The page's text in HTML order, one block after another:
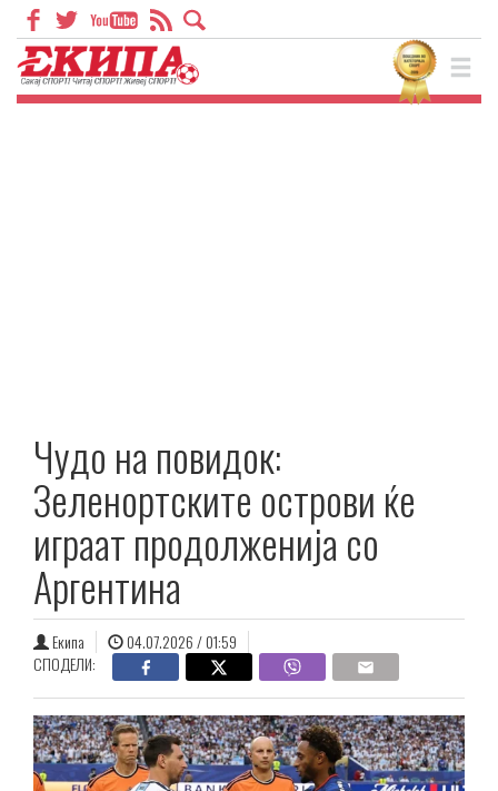
Чудо на повидок:
Зеленортските острови ќе
играат продолженија со
Аргентина
Екипа
04.07.2026 / 01:59
СПОДЕЛИ: